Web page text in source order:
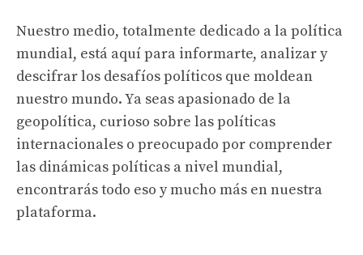
Nuestro medio, totalmente dedicado a la política
mundial, está aquí para informarte, analizar y
descifrar los desafíos políticos que moldean
nuestro mundo. Ya seas apasionado de la
geopolítica, curioso sobre las políticas
internacionales o preocupado por comprender
las dinámicas políticas a nivel mundial,
encontrarás todo eso y mucho más en nuestra
plataforma.